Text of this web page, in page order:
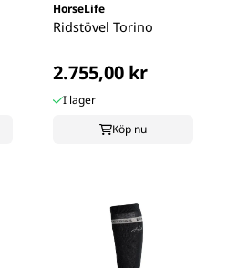
HorseLife
Ridstövel Torino
2.755,00 kr
I lager
Köp nu